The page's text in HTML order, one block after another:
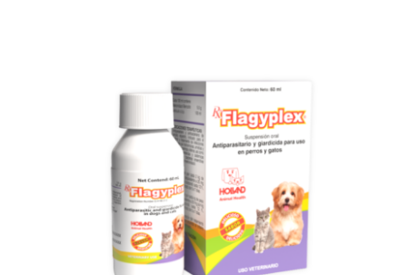
Flagyplex® Suspensión Oral
Línea de Antiparasitarios